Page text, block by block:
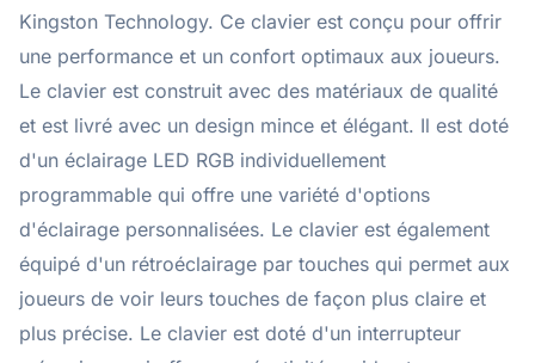
Kingston Technology. Ce clavier est conçu pour offrir
une performance et un confort optimaux aux joueurs.
Le clavier est construit avec des matériaux de qualité
et est livré avec un design mince et élégant. Il est doté
d'un éclairage LED RGB individuellement
programmable qui offre une variété d'options
d'éclairage personnalisées. Le clavier est également
équipé d'un rétroéclairage par touches qui permet aux
joueurs de voir leurs touches de façon plus claire et
plus précise. Le clavier est doté d'un interrupteur